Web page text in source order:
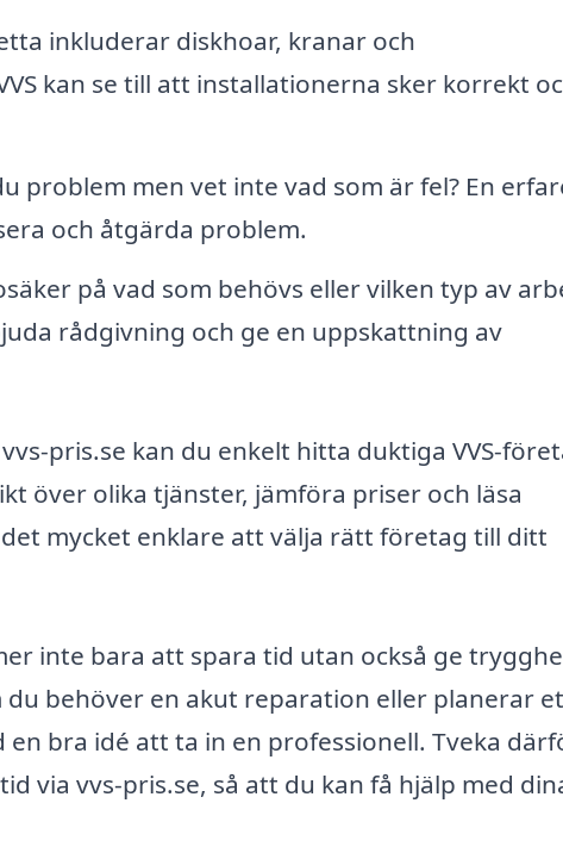
inkluderar diskhoar, kranar och
kan se till att installationerna sker korrekt
problem men vet inte vad som är fel? En
och åtgärda problem.
på vad som behövs eller vilken typ av
rådgivning och ge en uppskattning av
pris.se kan du enkelt hitta duktiga VVS-
över olika tjänster, jämföra priser och läsa
mycket enklare att välja rätt företag till ditt
inte bara att spara tid utan också ge
behöver en akut reparation eller planerar
bra idé att ta in en professionell. Tveka
via vvs-pris.se, så att du kan få hjälp med